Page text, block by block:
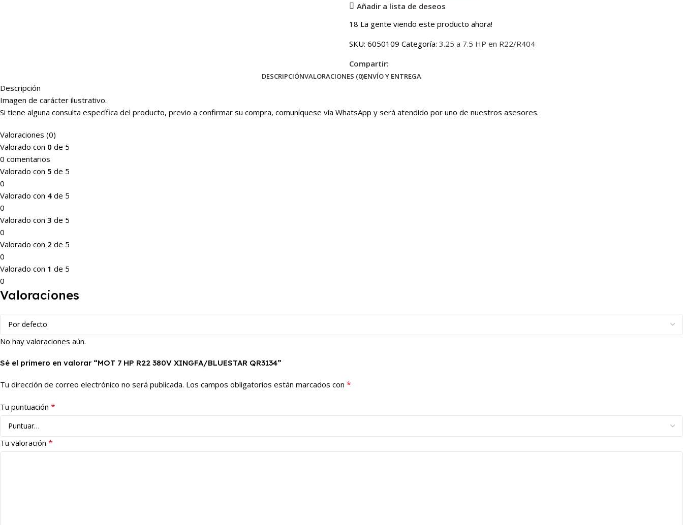
Añadir a lista de deseos
18 La gente viendo este producto ahora!
SKU: 6050109 Categoría: 3.25 a 7.5 HP en R22/R404
Compartir:
DESCRIPCIÓNVALORACIONES (0)ENVÍO Y ENTREGA
Descripción
Imagen de carácter ilustrativo.
Si tiene alguna consulta específica del producto, previo a confirmar su compra, comuníquese vía WhatsApp y será atendido por uno de nuestros asesores.
Valoraciones (0)
Valorado con 0 de 5
0 comentarios
Valorado con 5 de 5
0
Valorado con 4 de 5
0
Valorado con 3 de 5
0
Valorado con 2 de 5
0
Valorado con 1 de 5
0
Valoraciones
No hay valoraciones aún.
Sé el primero en valorar “MOT 7 HP R22 380V XINGFA/BLUESTAR QR3134”
Tu dirección de correo electrónico no será publicada. Los campos obligatorios están marcados con *
Tu puntuación *
Tu valoración *